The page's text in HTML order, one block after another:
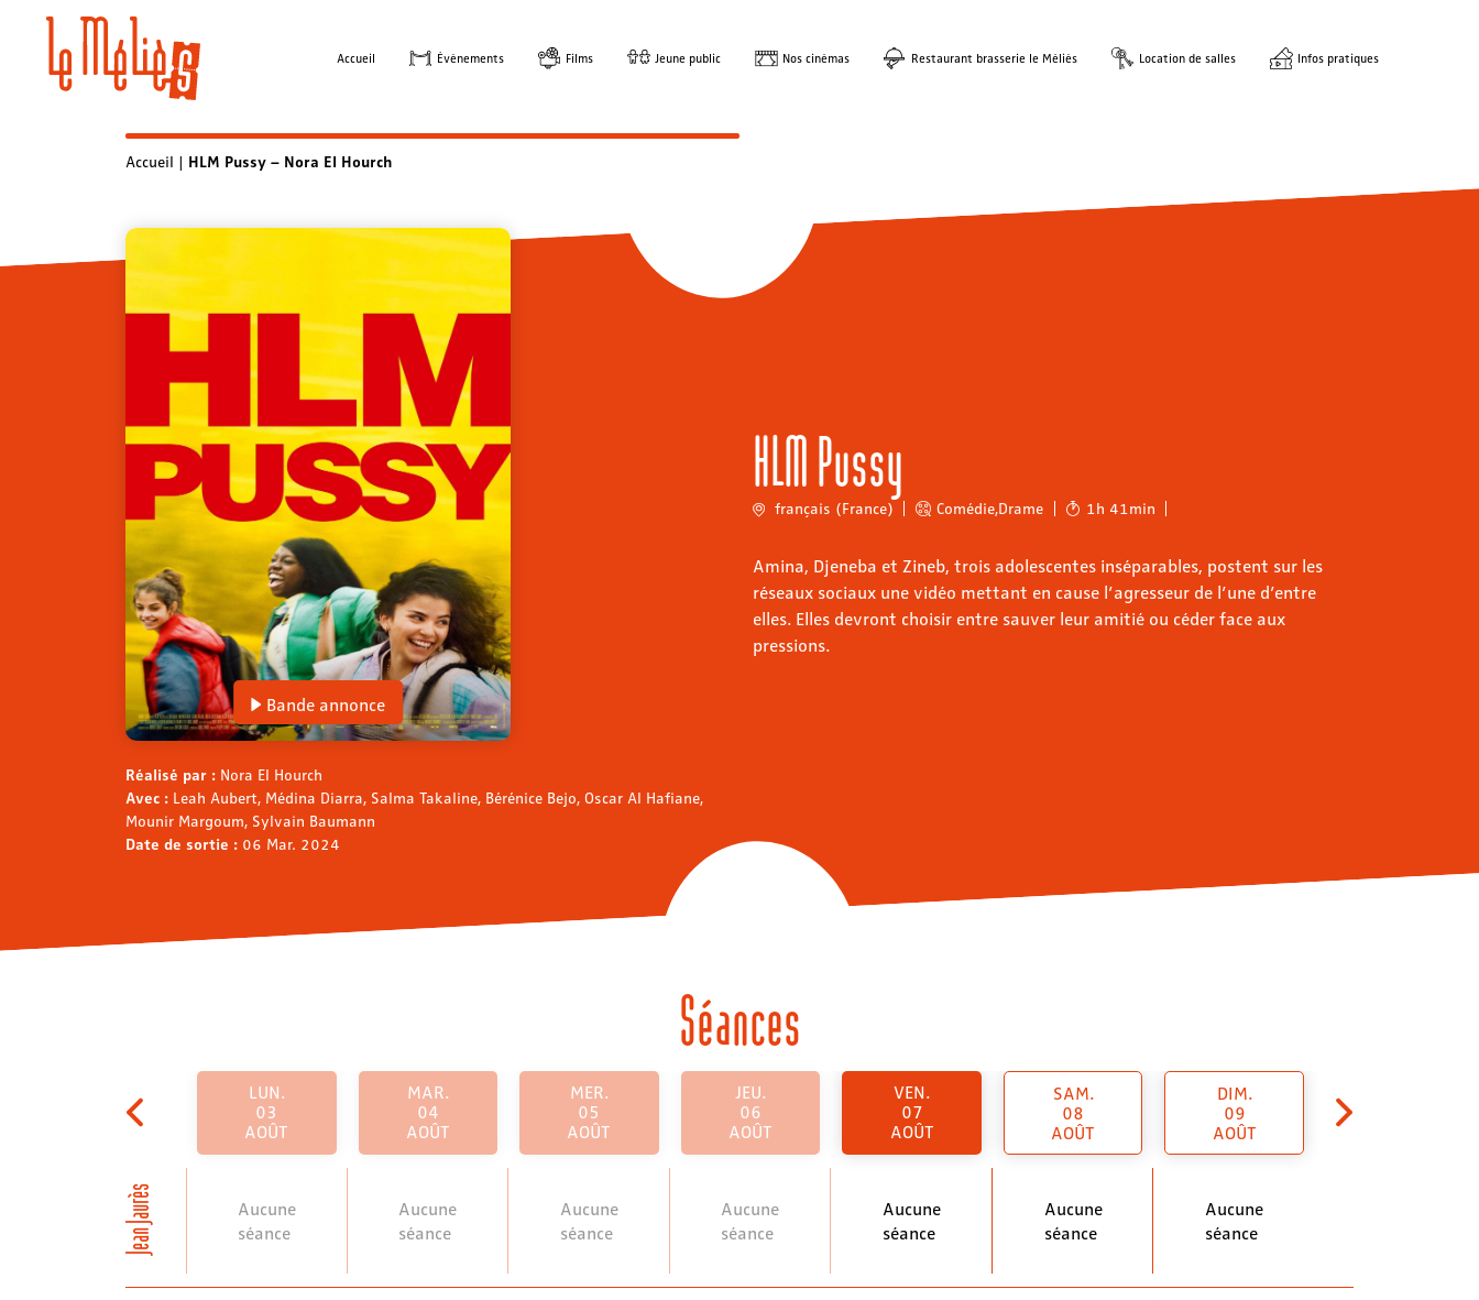
Accueil Évènements Films Jeune public Nos cinémas Restaurant brasserie le Méliès Location de salles Infos pratiques
Accueil | HLM Pussy – Nora El Hourch
Bande annonce
Réalisé par : Nora El Hourch
Avec : Leah Aubert, Médina Diarra, Salma Takaline, Bérénice Bejo, Oscar Al Hafiane,
Mounir Margoum, Sylvain Baumann
Date de sortie : 06 Mar. 2024
HLM Pussy
français (France) Comédie,Drame 1h 41min
Amina, Djeneba et Zineb, trois adolescentes inséparables, postent sur les
réseaux sociaux une vidéo mettant en cause l’agresseur de l’une d’entre
elles. Elles devront choisir entre sauver leur amitié ou céder face aux
pressions.
Séances
Jean Jaurès
LUN.
03
AOÛT
Aucune
séance
MAR.
04
AOÛT
Aucune
séance
MER.
05
AOÛT
Aucune
séance
JEU.
06
AOÛT
Aucune
séance
VEN.
07
AOÛT
Aucune
séance
SAM.
08
AOÛT
Aucune
séance
DIM.
09
AOÛT
Aucune
séance